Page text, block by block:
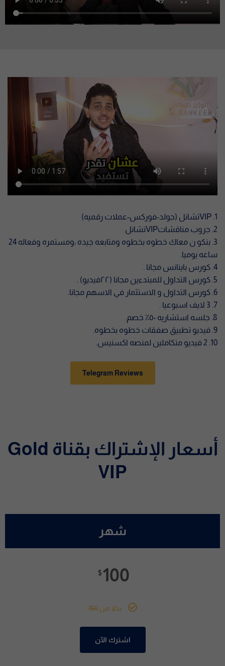
1. VIPتشانل (جولد-فوركس-عملات رقميه)
2. جروب مناقشاتVIPتشانل
3. بنكو ن معاك خطوه بخطوه ومتابعه جيده ،ومستمره وفعاله 24
ساعه يوميا.
4. كورس باينانس مجانا .
5. كورس التداول للمبتدءين مجانا (٢٢فيديو) .
6. كورس التداول و الاستثمار في الاسهم مجانا.
7. 3 لايف اسبوعيا .
8. جلسه استشاريه ٥٠٪ خصم.
9. فيديو تطبيق صفقات خطوه بخطوه.
10. 2 فيديو متكاملين لمنصه اكسنيس.
Telegram Reviews
أسعار الإشتراك بقناة Gold
VIP
شهر
$100
بدلا من150
اشترك الآن